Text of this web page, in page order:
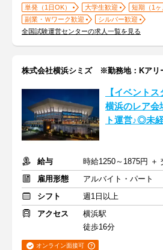
単発（1日OK） 大学生歓迎
短期（1ヶ
副業・Ｗワーク歓迎
シルバー歓迎
全国試験運営センターの求人一覧を見る
株式会社横浜シミズ ※勤務地：Kアリ
【イベント
横浜のレア会
ト運営♪◎未
給与
時給1250～1875円 ＋
雇用形態
アルバイト・パート
シフト
週1日以上
アクセス
横浜駅
徒歩16分
オンライン面接可